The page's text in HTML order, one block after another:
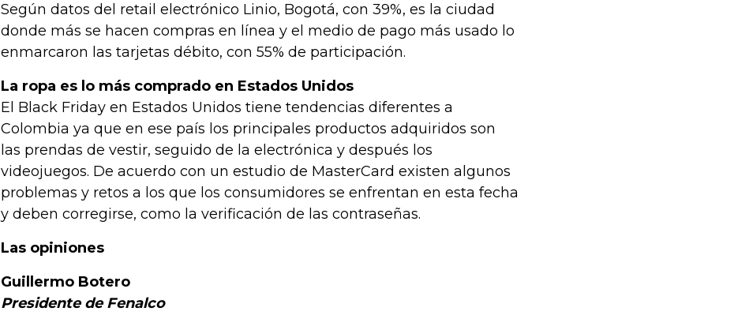
Según datos del retail electrónico Linio, Bogotá, con 39%, es la ciudad
donde más se hacen compras en línea y el medio de pago más usado lo
enmarcaron las tarjetas débito, con 55% de participación.
La ropa es lo más comprado en Estados Unidos
El Black Friday en Estados Unidos tiene tendencias diferentes a
Colombia ya que en ese país los principales productos adquiridos son
las prendas de vestir, seguido de la electrónica y después los
videojuegos. De acuerdo con un estudio de MasterCard existen algunos
problemas y retos a los que los consumidores se enfrentan en esta fecha
y deben corregirse, como la verificación de las contraseñas.
Las opiniones
Guillermo Botero
Presidente de Fenalco